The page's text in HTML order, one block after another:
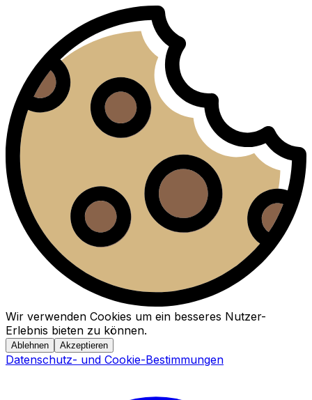
Wir verwenden Cookies um ein besseres Nutzer-
Erlebnis bieten zu können.
Ablehnen Akzeptieren
Datenschutz- und Cookie-Bestimmungen